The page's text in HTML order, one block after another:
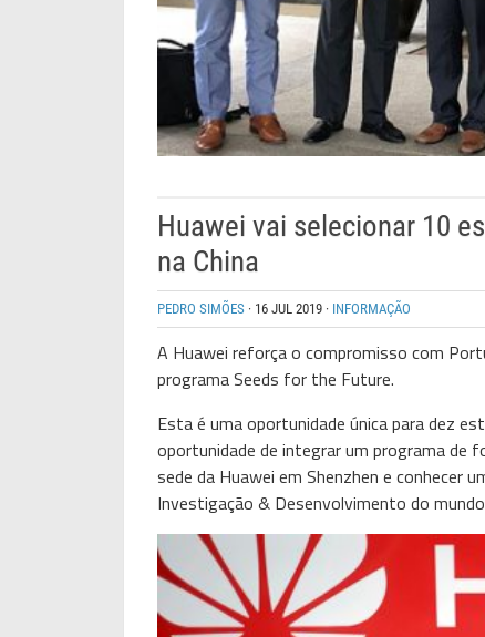
Huawei vai selecionar 10
na China
PEDRO SIMÕES · 16 JUL 2019 · INFORMAÇÃO
A Huawei reforça o compromisso com
programa Seeds for the Future.
Esta é uma oportunidade única para dez
oportunidade de integrar um programa de
sede da Huawei em Shenzhen e conhecer
Investigação & Desenvolvimento do